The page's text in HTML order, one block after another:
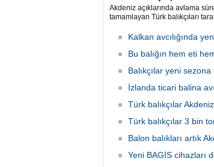
Akdeniz açıklarında avlama
tamamlayan Türk balıkçıları
orkinoslar, Uzak Doğu
edilmek için özenle bakılıyor.
Kalkan avcılığında
Bu balığın hem eti
Balıkçılar yeni
İzlanda ticari balina
Türk balıkçılar
Türk balıkçılar 3 bin
Balon balıkları artık
Yeni BAGİS cihazları